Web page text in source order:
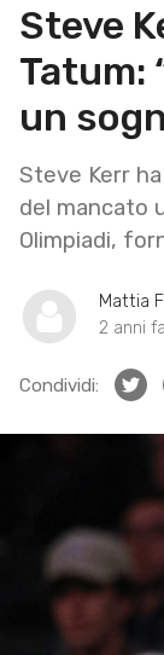
Steve
Tatum:
un
Steve Kerr
del mancato
Olimpiadi,
Mattia
2 anni fa
Condividi: